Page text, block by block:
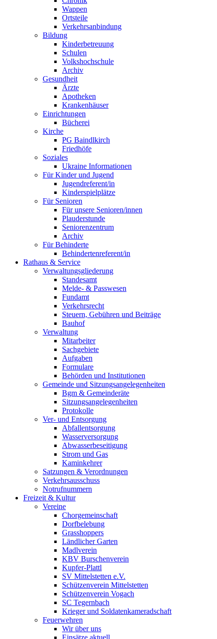
Wappen
Ortsteile
Verkehrsanbindung
Bildung
Kinderbetreuung
Schulen
Volkshochschule
Archiv
Gesundheit
Ärzte
Apotheken
Krankenhäuser
Einrichtungen
Bücherei
Kirche
PG Baindlkirch
Friedhöfe
Soziales
Ukraine Informationen
Für Kinder und Jugend
Jugendreferent/in
Kinderspielplätze
Für Senioren
Für unsere Senioren/innen
Plauderstunde
Seniorenzentrum
Archiv
Für Behinderte
Behindertenreferent/in
Rathaus & Service
Verwaltungsgliederung
Standesamt
Melde- & Passwesen
Fundamt
Verkehrsrecht
Steuern, Gebühren und Beiträge
Bauhof
Verwaltung
Mitarbeiter
Sachgebiete
Aufgaben
Formulare
Behörden und Institutionen
Gemeinde und Sitzungsangelegenheiten
Bgm & Gemeinderäte
Sitzungsangelegenheiten
Protokolle
Ver- und Entsorgung
Abfallentsorgung
Wasserversorgung
Abwasserbeseitigung
Strom und Gas
Kaminkehrer
Satzungen & Verordnungen
Verkehrsausschuss
Notrufnummern
Freizeit & Kultur
Vereine
Chorgemeinschaft
Dorfbelebung
Grasshoppers
Ländlicher Garten
Madlverein
KBV Burschenverein
Kupfer-Plattl
SV Mittelstetten e.V.
Schützenverein Mittelstetten
Schützenverein Vogach
SC Tegernbach
Krieger und Soldatenkameradschaft
Feuerwehren
Wir über uns
Einsätze aktuell